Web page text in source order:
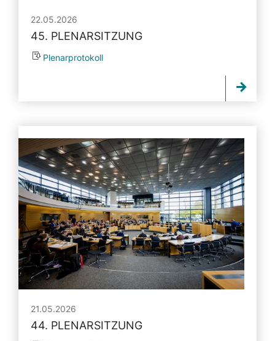
22.05.2026
45. PLENARSITZUNG
Plenarprotokoll
21.05.2026
44. PLENARSITZUNG